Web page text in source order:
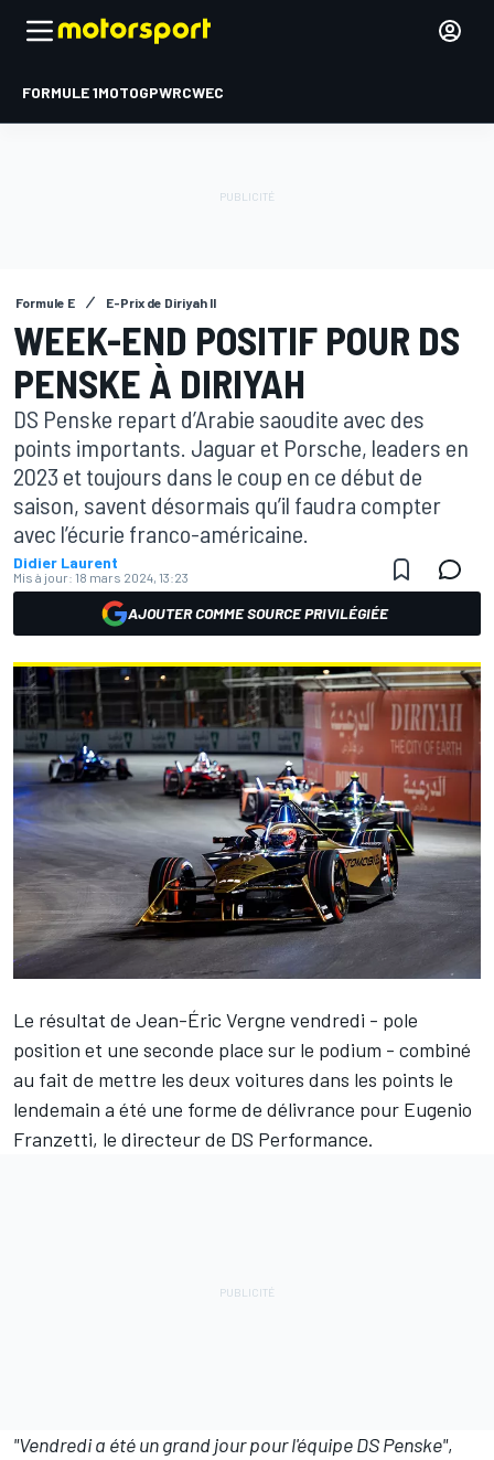
FORMULE 1MOTOGPWRCWEC
Formule E E-Prix de Diriyah II
WEEK-END POSITIF POUR DS
PENSKE À DIRIYAH
DS Penske repart d’Arabie saoudite avec des
points importants. Jaguar et Porsche, leaders en
2023 et toujours dans le coup en ce début de
saison, savent désormais qu’il faudra compter
avec l’écurie franco-américaine.
Didier Laurent
Mis à jour: 18 mars 2024, 13:23
AJOUTER COMME SOURCE PRIVILÉGIÉE
Le résultat de Jean-Éric Vergne vendredi - pole
position et une seconde place sur le podium - combiné
au fait de mettre les deux voitures dans les points le
lendemain a été une forme de délivrance pour Eugenio
Franzetti, le directeur de DS Performance.
"Vendredi a été un grand jour pour l'équipe DS Penske",